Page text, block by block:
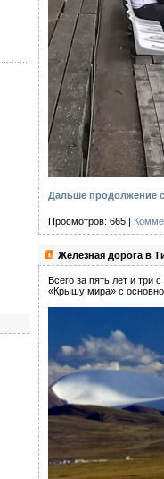
Дальше продолжение
Просмотров: 665 |
Железная дорога в
Всего за пять лет и три
«Крышу мира» с